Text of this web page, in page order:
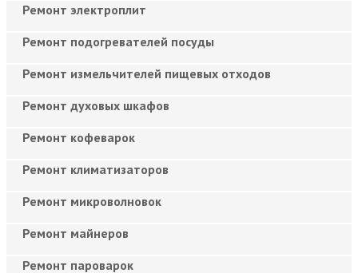
Ремонт электроплит
Ремонт подогревателей посуды
Ремонт измельчителей пищевых отходов
Ремонт духовых шкафов
Ремонт кофеварок
Ремонт климатизаторов
Ремонт микроволновок
Ремонт майнеров
Ремонт пароварок